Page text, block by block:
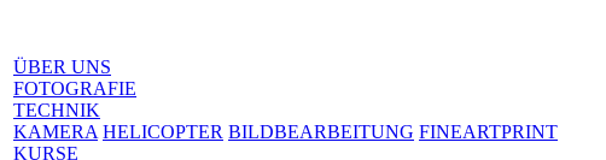
ÜBER UNS
FOTOGRAFIE
TECHNIK
KAMERA HELICOPTER BILDBEARBEITUNG FINEARTPRINT
KURSE